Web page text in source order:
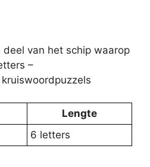
van het schip waarop
–
Lengte
6 letters